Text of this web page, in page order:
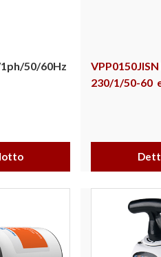
50/60Hz
230/1/50-60